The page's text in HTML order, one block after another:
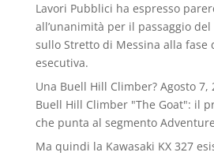
Lavori Pubblici ha espresso
all’unanimità per il passaggio
sullo Stretto di Messina alla fase
esecutiva.
Una Buell Hill Climber? Agosto 7,
Buell Hill Climber "The Goat": il
che punta al segmento Adventure
Ma quindi la Kawasaki KX 327